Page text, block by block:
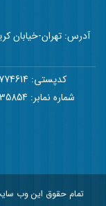
آدرس: تهران-خیابان
کدپستی: 1598774614
شماره نمابر: 02188935854
تمام حقوق این وب